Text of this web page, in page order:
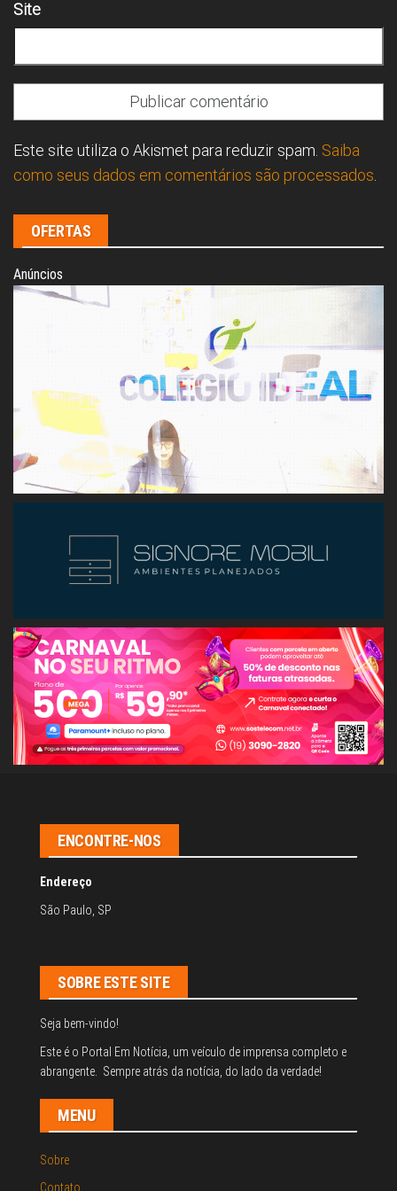
Site
Este site utiliza o Akismet para reduzir spam. Saiba
como seus dados em comentários são processados
OFERTAS
Anúncios
ENCONTRE-NOS
Endereço
São Paulo, SP
SOBRE ESTE SITE
Seja bem-vindo!
Este é o Portal Em Notícia, um veículo de imprensa completo e
abrangente. Sempre atrás da notícia, do lado da verdade!
MENU
Sobre
Contato